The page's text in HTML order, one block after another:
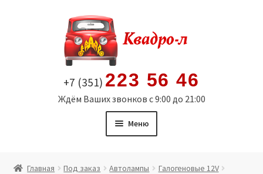
содержимому
+7 (351) 223 56 46
Ждём Ваших звонков с 9:00 до 21:00
Меню
Главная Под заказ Автолампы
Галогеновые 12V